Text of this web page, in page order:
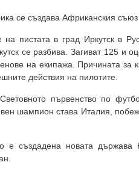
се създава Африканския
на пистата в град Иркутск в
се разбива. Загиват 125 и
на екипажа. Причината за
действия на пилотите.
първенство по
шампион става Италия,
е създадена новата държава